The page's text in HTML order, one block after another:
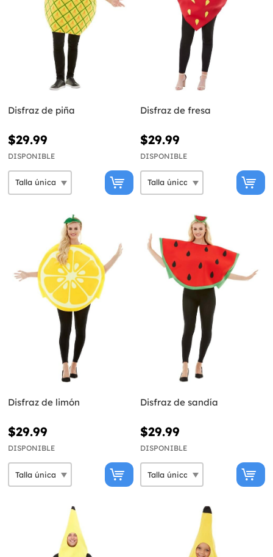
Disfraz de piña
$29.99
DISPONIBLE
Disfraz de fresa
$29.99
DISPONIBLE
Disfraz de limón
$29.99
DISPONIBLE
Disfraz de sandía
$29.99
DISPONIBLE